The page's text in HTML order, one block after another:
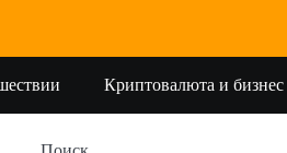
Криптовалюта и бизнес